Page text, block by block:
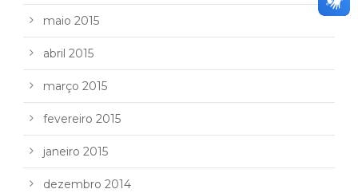
maio 2015
abril 2015
março 2015
fevereiro 2015
janeiro 2015
dezembro 2014